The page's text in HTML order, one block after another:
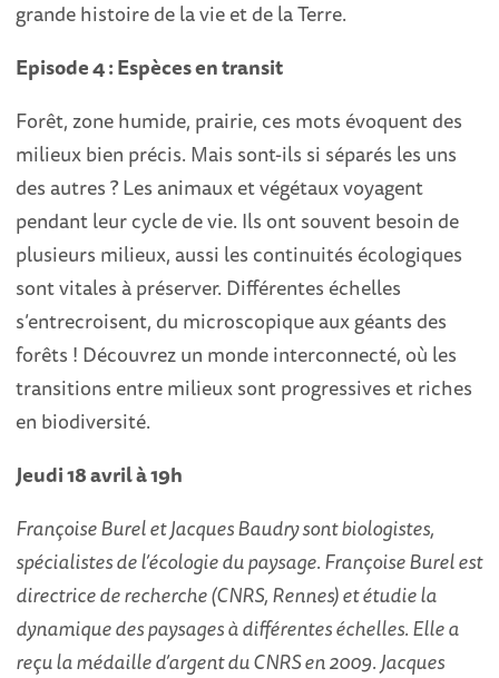
grande histoire de la vie et de la Terre.
Episode 4 : Espèces en transit
Forêt, zone humide, prairie, ces mots évoquent des
milieux bien précis. Mais sont-ils si séparés les uns
des autres ? Les animaux et végétaux voyagent
pendant leur cycle de vie. Ils ont souvent besoin de
plusieurs milieux, aussi les continuités écologiques
sont vitales à préserver. Différentes échelles
s’entrecroisent, du microscopique aux géants des
forêts ! Découvrez un monde interconnecté, où les
transitions entre milieux sont progressives et riches
en biodiversité.
Jeudi 18 avril à 19h
Françoise Burel et Jacques Baudry sont biologistes,
spécialistes de l’écologie du paysage. Françoise Burel est
directrice de recherche (CNRS, Rennes) et étudie la
dynamique des paysages à différentes échelles. Elle a
reçu la médaille d’argent du CNRS en 2009. Jacques